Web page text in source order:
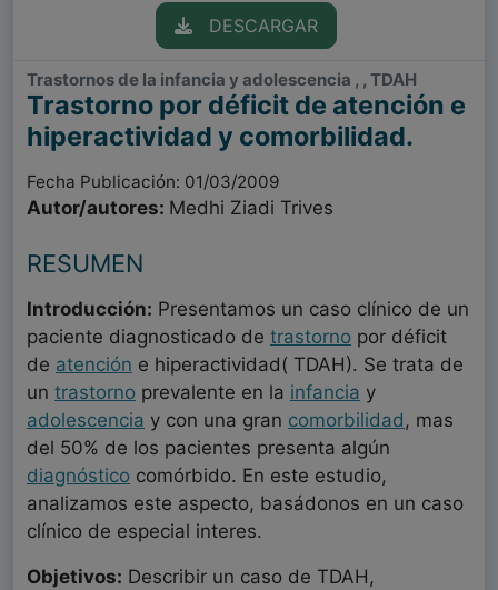
DESCARGAR
Trastornos de la infancia y adolescencia , , TDAH
Trastorno por déficit de atención e
hiperactividad y comorbilidad.
Fecha Publicación: 01/03/2009
Autor/autores: Medhi Ziadi Trives
RESUMEN
Introducción: Presentamos un caso clínico de un
paciente diagnosticado de trastorno por déficit
de atención e hiperactividad( TDAH). Se trata de
un trastorno prevalente en la infancia y
adolescencia y con una gran comorbilidad, mas
del 50% de los pacientes presenta algún
diagnóstico comórbido. En este estudio,
analizamos este aspecto, basádonos en un caso
clínico de especial interes.
Objetivos: Describir un caso de TDAH,